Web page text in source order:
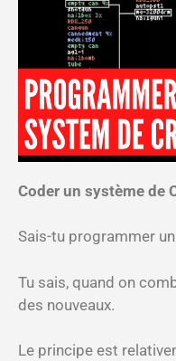
Coder un système de
Sais-tu programmer
Tu sais, quand on
des nouveaux.
Le principe est